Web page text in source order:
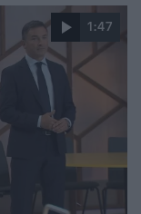
1:47